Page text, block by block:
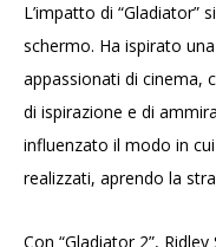
L’impatto di “Gladiator”
schermo. Ha ispirato
appassionati di cinema,
di ispirazione e di
influenzato il modo in
realizzati, aprendo la
Con “Gladiator 2”,